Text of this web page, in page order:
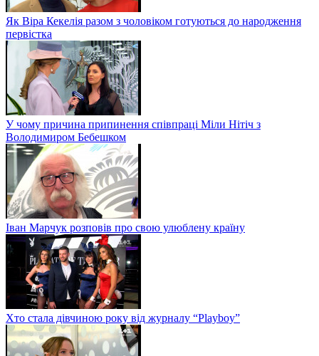
Як Віра Кекелія разом з чоловіком готуються до народження
первістка
У чому причина припинення співпраці Міли Нітіч з
Володимиром Бебешком
Іван Марчук розповів про свою улюблену країну
Хто стала дівчиною року від журналу “Playboy”